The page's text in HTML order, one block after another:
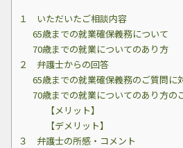
１ いただいたご相談内容
65歳までの就業確保義務について
70歳までの就業についてのあり方
２ 弁護士からの回答
65歳までの就業確保義務のご質問に
70歳までの就業についてのあり方の
【メリット】
【デメリット】
３ 弁護士の所感・コメント